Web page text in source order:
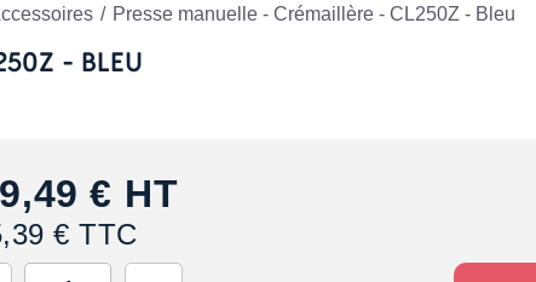
Presse manuelle - Crémaillère - CL250Z - Bleu
- BLEU
€ HT
€ TTC